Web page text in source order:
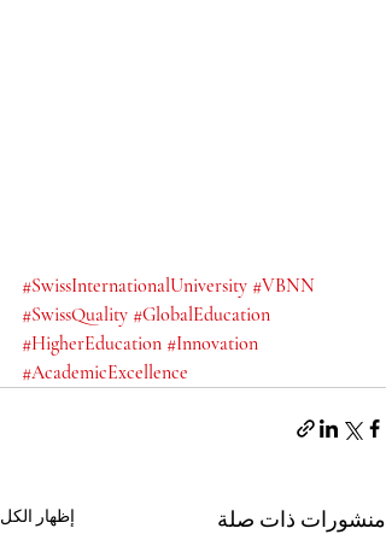
#SwissInternationalUniversity #VBNN
#SwissQuality #GlobalEducation
#HigherEducation #Innovation
#AcademicExcellence
منشورات ذات صلة إظهار الكل